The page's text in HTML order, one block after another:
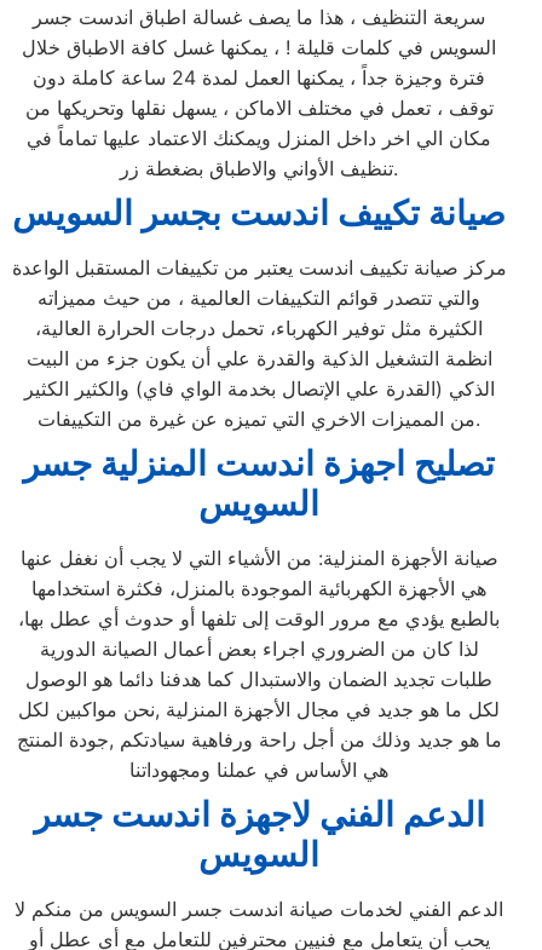
سريعة التنظيف ، هذا ما يصف غسالة اطباق اندست جسر
السويس في كلمات قليلة ! ، يمكنها غسل كافة الاطباق خلال
فترة وجيزة جداً ، يمكنها العمل لمدة 24 ساعة كاملة دون
توقف ، تعمل في مختلف الاماكن ، يسهل نقلها وتحريكها من
مكان الي اخر داخل المنزل ويمكنك الاعتماد عليها تماماً في
تنظيف الأواني والاطباق بضغطة زر.
صيانة تكييف اندست بجسر السويس
مركز صيانة تكييف اندست يعتبر من تكييفات المستقبل الواعدة
والتي تتصدر قوائم التكييفات العالمية ، من حيث مميزاته
الكثيرة مثل توفير الكهرباء، تحمل درجات الحرارة العالية،
انظمة التشغيل الذكية والقدرة علي أن يكون جزء من البيت
الذكي (القدرة علي الإتصال بخدمة الواي فاي) والكثير الكثير
من المميزات الاخري التي تميزه عن غيرة من التكييفات.
تصليح اجهزة اندست المنزلية جسر
السويس
صيانة الأجهزة المنزلية: من الأشياء التي لا يجب أن نغفل عنها
هي الأجهزة الكهربائية الموجودة بالمنزل، فكثرة استخدامها
بالطبع يؤدي مع مرور الوقت إلى تلفها أو حدوث أي عطل بها،
لذا كان من الضروري اجراء بعض أعمال الصيانة الدورية
طلبات تجديد الضمان والاستبدال كما هدفنا دائما هو الوصول
لكل ما هو جديد في مجال الأجهزة المنزلية ,نحن مواكبين لكل
ما هو جديد وذلك من أجل راحة ورفاهية سيادتكم ,جودة المنتج
هي الأساس في عملنا ومجهوداتنا
الدعم الفني لاجهزة اندست جسر
السويس
الدعم الفني لخدمات صيانة اندست جسر السويس من منكم لا
يحب أن يتعامل مع فنيين محترفين للتعامل مع أي عطل أو